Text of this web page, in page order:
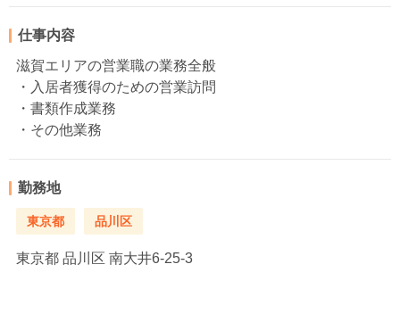
仕事内容
滋賀エリアの営業職の業務全般
・入居者獲得のための営業訪問
・書類作成業務
・その他業務
勤務地
東京都 品川区
東京都 品川区 南大井6-25-3